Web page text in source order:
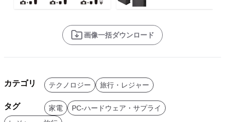
画像一括ダウンロード
カテゴリ テクノロジー 旅行・レジャー
タグ 家電
PC-ハードウェア・サプライ